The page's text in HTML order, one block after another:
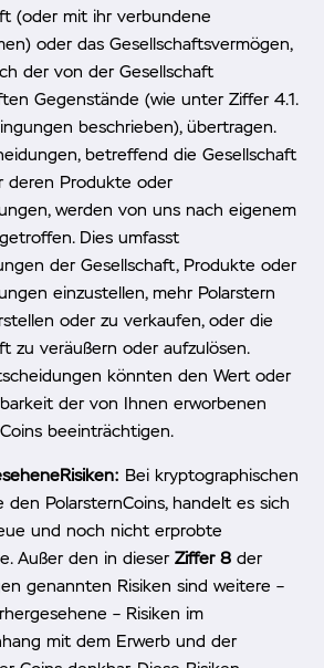
(oder mit ihr verbundene
oder das Gesellschaftsvermögen,
der von der Gesellschaft
Gegenstände (wie unter Ziffer 4.1.
beschrieben), übertragen.
betreffend die Gesellschaft
deren Produkte oder
werden von uns nach eigenem
Dies umfasst
der Gesellschaft, Produkte oder
einzustellen, mehr Polarstern
oder zu verkaufen, oder die
zu veräußern oder aufzulösen.
könnten den Wert oder
der von Ihnen erworbenen
beeinträchtigen.
Bei kryptographischen
den PolarsternCoins, handelt es sich
und noch nicht erprobte
Außer den in dieser Ziffer 8 der
genannten Risiken sind weitere –
– Risiken im
mit dem Erwerb und der